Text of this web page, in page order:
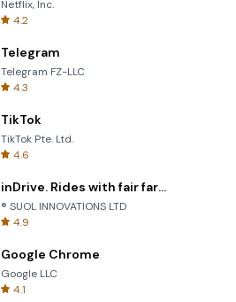
Netflix, Inc.
4.2
Telegram
Telegram FZ-LLC
4.3
TikTok
TikTok Pte. Ltd.
4.6
inDrive. Rides with fair fares
® SUOL INNOVATIONS LTD
4.9
Google Chrome
Google LLC
4.1